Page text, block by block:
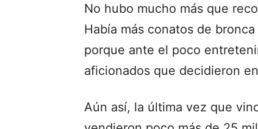
No hubo mucho más que
Había más conatos de
porque ante el poco
aficionados que decidieron
Aún así, la última vez que